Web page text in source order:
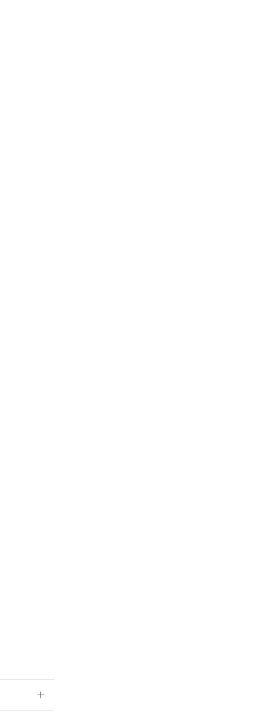
了承ください。
き作成されるも
をご了承くださ
御機器販売店・
ようお願いしま
社の共同利用者
」に記載されて
ず変更すること
下、フタル酸ジブチ
はありません。
年1月12日よ
ない年数を意
要な手段を講じ
これらの製造装
、取り引きをい
ムロン制御